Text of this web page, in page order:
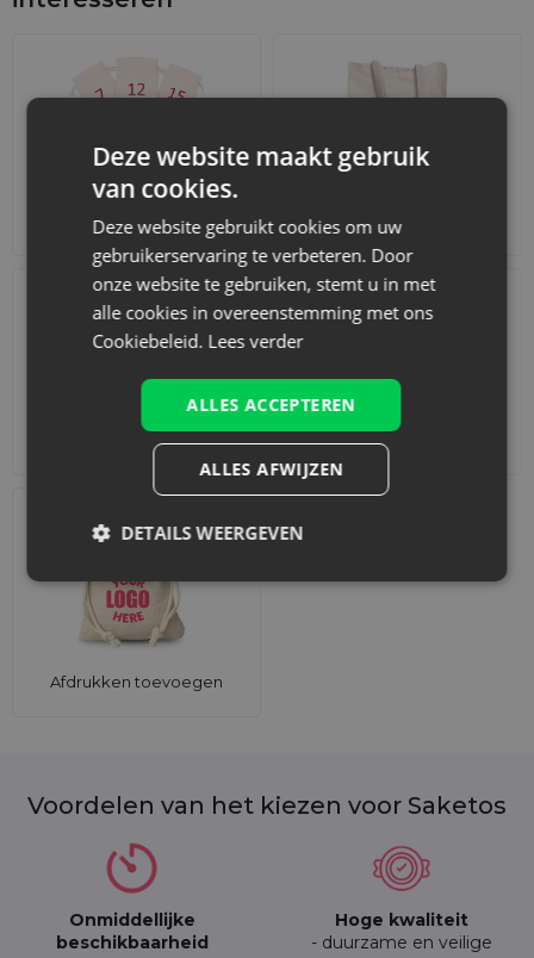
Adventskalenders Katoenen zakjes
Accessoires en decoraties Sets
Afdrukken toevoegen
Voordelen van het kiezen voor Saketos
Onmiddellijke
beschikbaarheid
Hoge kwaliteit
- duurzame en veilige
Deze website maakt gebruik
van cookies.
Deze website gebruikt cookies om uw
gebruikerservaring te verbeteren. Door
onze website te gebruiken, stemt u in met
alle cookies in overeenstemming met ons
Cookiebeleid. Lees verder
ALLES ACCEPTEREN
ALLES AFWIJZEN
DETAILS WEERGEVEN